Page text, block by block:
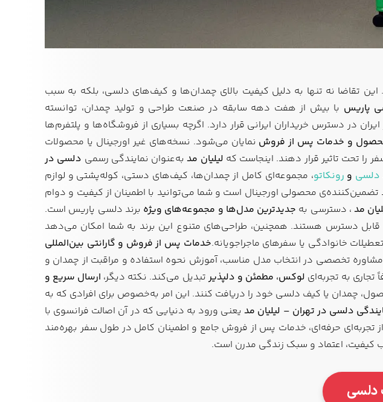
تقاضا نه تنها به دلیل کیفیت بالای چمدان‌ها و کیف‌های دلسی، بلکه به سبب
پاریس با بیش از هفت دهه سابقه در صنعت طراحی و تولید چمدان، توانسته
در دسترس خریداران ایرانی قرار دارد. اگرچه بسیاری از فروشگاه‌ها و پلتفرم‌ها
و خدمات پس از فروش نمایان می‌شود. نسخه‌های غیر اورجینال یا محصولات
را تحت تاثیر قرار دهند. اینجاست که لیلیان مدبه‌عنوان نمایندگی رسمی دلسی در
دلسی و رونکاتو، مجموعه‌ای کامل از چمدان‌ها، کیف‌های دستی، کوله‌پشتی و لوازم
تضمین‌کننده‌ی محصولی اورجینال است و شما می‌توانید با اطمینان از کیفیت و دوام
مد ، دسترسی به جدیدترین مدل‌ها و مجموعه‌های ویژه برند دلسی پاریس است.
دسترس هستند. همچنین، طراحی‌های متنوع این برند به شما امکان می‌دهد
خانوادگی یا سفرهای ماجراجویانه.خدمات پس از فروش و گارانتی بین‌المللی
تخصصی در انتخاب مدل مناسب، آموزش نحوه استفاده و مراقبت از چمدان و
به تجربه‌ای لوکس، مطمئن و دلپذیر تبدیل می‌کند. نکته دیگر، ارسال سریع و
چمدان یا کیف دلسی خود را دریافت کنند. این امر به‌خصوص برای افرادی که به
دلسی در تهران – لیلیان مدیعنی ورود به دنیایی که در آن اصالت فرانسوی با
تجربه‌ای حرفه‌ای، خدمات پس از فروش جامع و اطمینان کامل در طول سفر بهره‌مند
کیفیت، اعتماد و سبک زندگی مدرن است.
دلسی